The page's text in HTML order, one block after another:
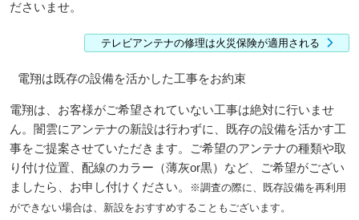
ださいませ。
テレビアンテナの修理は火災保険が適用される
電翔は既存の設備を活かした工事をお約束
電翔は、お客様がご希望されていない工事は絶対に行いませ
ん。闇雲にアンテナの新設は行わずに、既存の設備を活かす工
事をご提案させていただきます。ご希望のアンテナの種類や取
り付け位置、配線のカラー（薄灰or黒）など、ご希望がござい
ましたら、お申し付けください。
※調査の際に、既存設備を再利用
ができない場合は、新設をおすすめすることもございます。